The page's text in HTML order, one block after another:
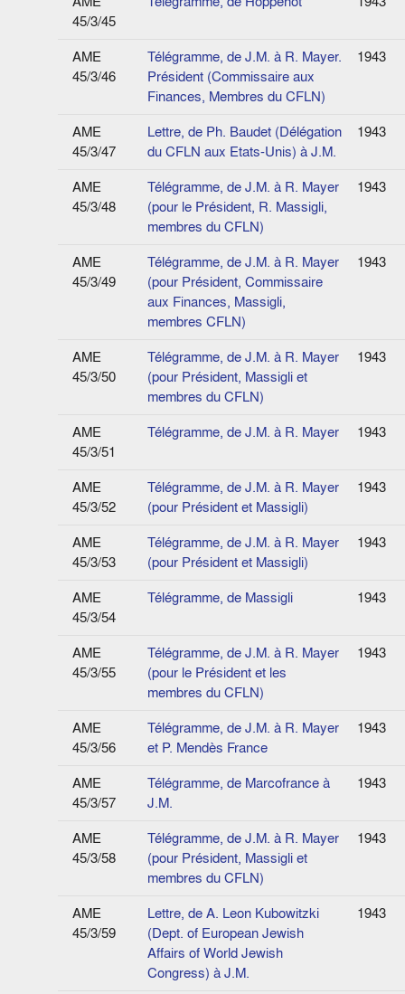
45/3/45
AME
45/3/46
Télégramme, de J.M. à R. Mayer.
Président (Commissaire aux
Finances, Membres du CFLN)
1943
AME
45/3/47
Lettre, de Ph. Baudet (Délégation
du CFLN aux Etats-Unis) à J.M.
1943
AME
45/3/48
Télégramme, de J.M. à R. Mayer
(pour le Président, R. Massigli,
membres du CFLN)
1943
AME
45/3/49
Télégramme, de J.M. à R. Mayer
(pour Président, Commissaire
aux Finances, Massigli,
membres CFLN)
1943
AME
45/3/50
Télégramme, de J.M. à R. Mayer
(pour Président, Massigli et
membres du CFLN)
1943
AME
45/3/51
Télégramme, de J.M. à R. Mayer 1943
AME
45/3/52
Télégramme, de J.M. à R. Mayer
(pour Président et Massigli)
1943
AME
45/3/53
Télégramme, de J.M. à R. Mayer
(pour Président et Massigli)
1943
AME
45/3/54
Télégramme, de Massigli 1943
AME
45/3/55
Télégramme, de J.M. à R. Mayer
(pour le Président et les
membres du CFLN)
1943
AME
45/3/56
Télégramme, de J.M. à R. Mayer
et P. Mendès France
1943
AME
45/3/57
Télégramme, de Marcofrance à
J.M.
1943
AME
45/3/58
Télégramme, de J.M. à R. Mayer
(pour Président, Massigli et
membres du CFLN)
1943
AME
45/3/59
Lettre, de A. Leon Kubowitzki
(Dept. of European Jewish
Affairs of World Jewish
Congress) à J.M.
1943